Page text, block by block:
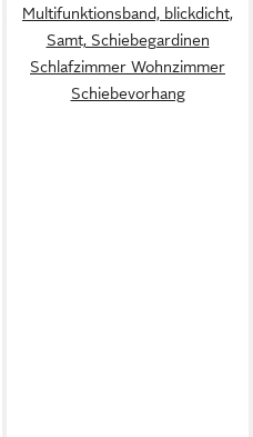
Multifunktionsband, blickdicht,
Samt, Schiebegardinen
Schlafzimmer Wohnzimmer
Schiebevorhang